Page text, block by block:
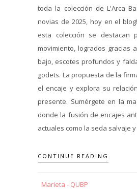
toda la colección de L'Arca
novias de 2025, hoy en el
esta colección se
movimiento, logrados gracias
bajo, escotes profundos y
godets. La propuesta de la
el encaje y explora su
presente. Sumérgete en la
donde la fusión de encajes
actuales como la seda salvaje
CONTINUE READING
Marieta - QUBP